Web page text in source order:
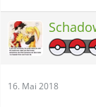
16. Mai 2018